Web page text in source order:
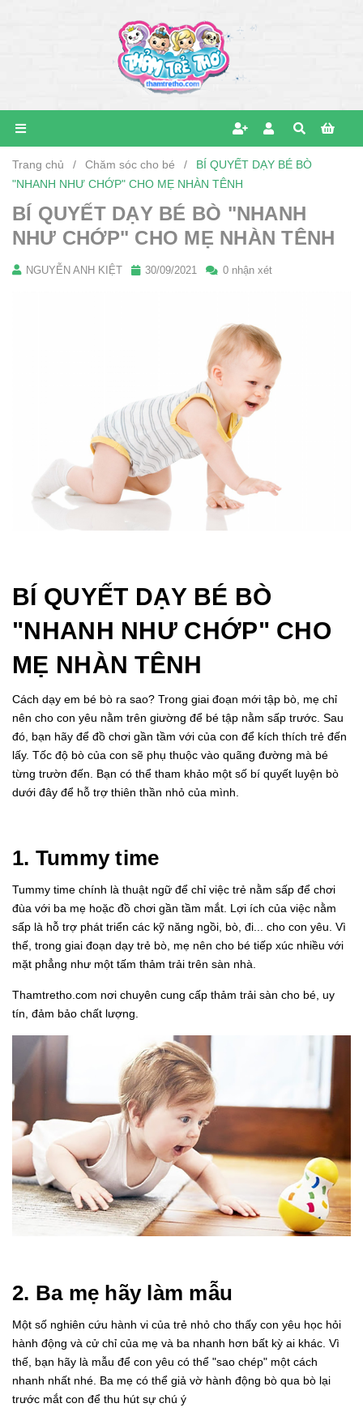
Trang chủ / Chăm sóc cho bé /
BÍ QUYẾT DẠY BÉ BÒ
"NHANH NHƯ CHỚP" CHO MẸ NHÀN TÊNH
BÍ QUYẾT DẠY BÉ BÒ "NHANH
NHƯ CHỚP" CHO MẸ NHÀN TÊNH
NGUYỄN ANH KIỆT 30/09/2021 0 nhận xét
BÍ QUYẾT DẠY BÉ BÒ
"NHANH NHƯ CHỚP" CHO
MẸ NHÀN TÊNH
Cách dạy em bé bò ra sao? Trong giai đoạn mới tập bò, mẹ chỉ
nên cho con yêu nằm trên giường để bé tập nằm sấp trước. Sau
đó, bạn hãy để đồ chơi gần tầm với của con để kích thích trẻ đến
lấy. Tốc độ bò của con sẽ phụ thuộc vào quãng đường mà bé
từng trườn đến. Bạn có thể tham khảo một số bí quyết luyện bò
dưới đây để hỗ trợ thiên thần nhỏ của mình.
1. Tummy time
Tummy time chính là thuật ngữ để chỉ việc trẻ nằm sấp để chơi
đùa với ba mẹ hoặc đồ chơi gần tầm mắt. Lợi ích của việc nằm
sấp là hỗ trợ phát triển các kỹ năng ngồi, bò, đi... cho con yêu. Vì
thế, trong giai đoạn dạy trẻ bò, mẹ nên cho bé tiếp xúc nhiều với
mặt phẳng như một tấm thảm trải trên sàn nhà.
Thamtretho.com nơi chuyên cung cấp thảm trải sàn cho bé, uy
tín, đảm bảo chất lượng.
2. Ba mẹ hãy làm mẫu
Một số nghiên cứu hành vi của trẻ nhỏ cho thấy con yêu học hỏi
hành động và cử chỉ của mẹ và ba nhanh hơn bất kỳ ai khác. Vì
thế, bạn hãy là mẫu để con yêu có thể "sao chép" một cách
nhanh nhất nhé. Ba mẹ có thể giả vờ hành động bò qua bò lại
trước mắt con để thu hút sự chú ý